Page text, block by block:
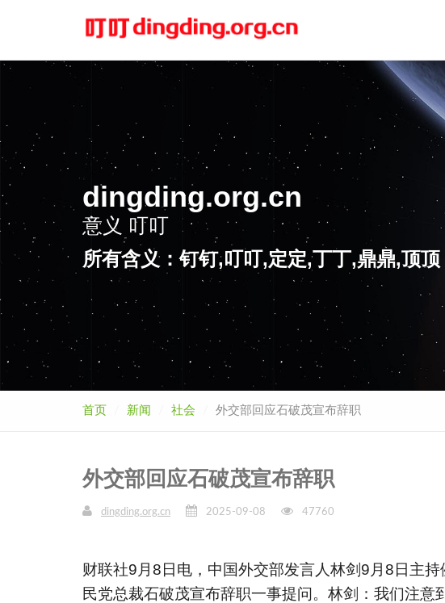
dingding.org.cn
意义 叮叮
所有含义：钉钉,叮叮,定定,丁丁,鼎鼎,顶顶
首页 新闻 社会 外交部回应石破茂宣布辞职
外交部回应石破茂宣布辞职
dingding.org.cn 2025-09-08 47760
财联社9月8日电，中国外交部发言人林剑9月8日主
民党总裁石破茂宣布辞职一事提问。林剑：我们注意